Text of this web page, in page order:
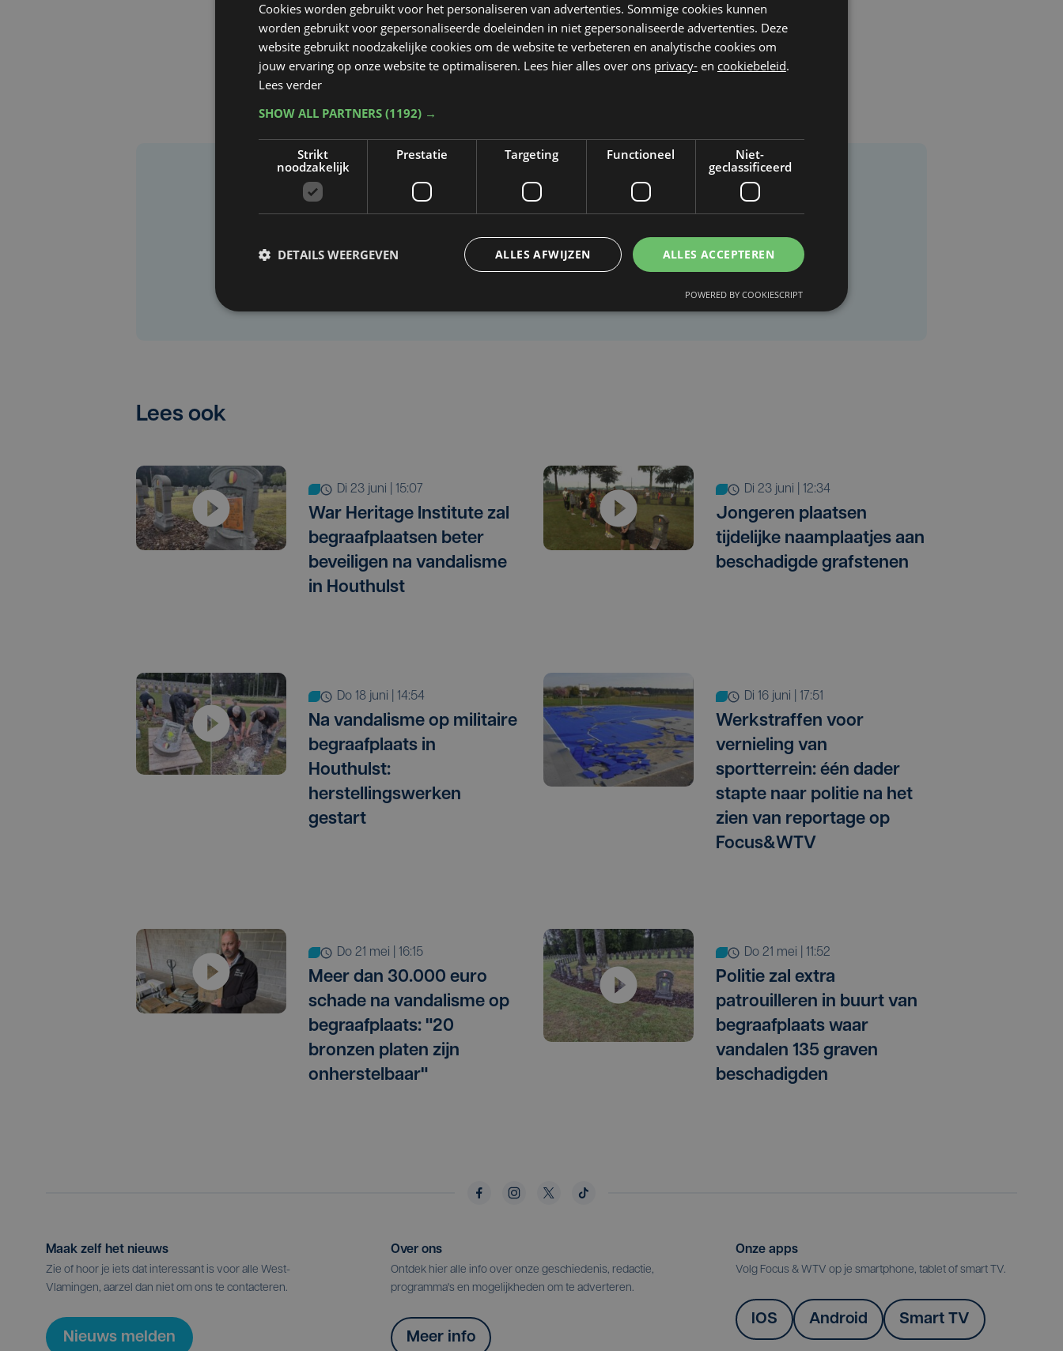
Taalfout opgemerkt?
Laat het ons weten
Lees ook
di 23 juni | 15:07
War Heritage Institute zal
begraafplaatsen beter
beveiligen na vandalisme
in Houthulst
di 23 juni | 12:34
Jongeren plaatsen
tijdelijke naamplaatjes aan
beschadigde grafstenen
do 18 juni | 14:54
Na vandalisme op militaire
begraafplaats in
Houthulst:
herstellingswerken
gestart
di 16 juni | 17:51
Werkstraffen voor
vernieling van
sportterrein: één dader
stapte naar politie na het
zien van reportage op
Focus&WTV
do 21 mei | 16:15
Meer dan 30.000 euro
schade na vandalisme op
begraafplaats: "20
bronzen platen zijn
onherstelbaar"
do 21 mei | 11:52
Politie zal extra
patrouilleren in buurt van
begraafplaats waar
vandalen 135 graven
beschadigden
Maak zelf het nieuws
Zie of hoor je iets dat interessant is voor alle West-
Vlamingen, aarzel dan niet om ons te contacteren.
Nieuws melden
Over ons
Ontdek hier alle info over onze geschiedenis, redactie,
programma's en mogelijkheden om te adverteren.
Meer info
Onze apps
Volg Focus & WTV op je smartphone, tablet of smart TV.
IOS Android Smart TV
Cookies worden gebruikt voor het personaliseren van advertenties. Sommige cookies kunnen
worden gebruikt voor gepersonaliseerde doeleinden in niet gepersonaliseerde advertenties. Deze
website gebruikt noodzakelijke cookies om de website te verbeteren en analytische cookies om
jouw ervaring op onze website te optimaliseren. Lees hier alles over ons privacy- en cookiebeleid.
Lees verder
SHOW ALL PARTNERS (1192) →
Strikt
noodzakelijk
Prestatie Targeting Functioneel
Niet-
geclassificeerd
ALLES ACCEPTEREN
ALLES AFWIJZEN
DETAILS WEERGEVEN
POWERED BY COOKIESCRIPT